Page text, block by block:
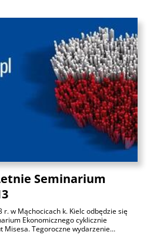
Seminarium
w Mąchocicach k. Kielc odbędzie się
Ekonomicznego cyklicznie
Misesa. Tegoroczne wydarzenie…